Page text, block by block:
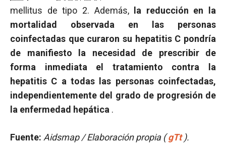
mellitus de tipo 2. Además,
la reducción en la
mortalidad observada en las personas
coinfectadas que curaron su hepatitis C pondría
de manifiesto la necesidad de prescribir de
forma inmediata el tratamiento contra la
hepatitis C a todas las personas coinfectadas,
independientemente del grado de progresión de
la enfermedad hepática .
Fuente: Aidsmap / Elaboración propia ( gTt ).